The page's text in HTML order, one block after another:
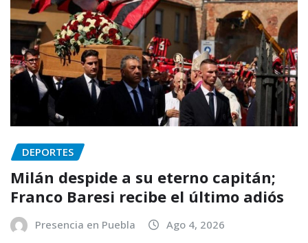
DEPORTES
Milán despide a su eterno capitán;
Franco Baresi recibe el último adiós
Presencia en Puebla Ago 4, 2026